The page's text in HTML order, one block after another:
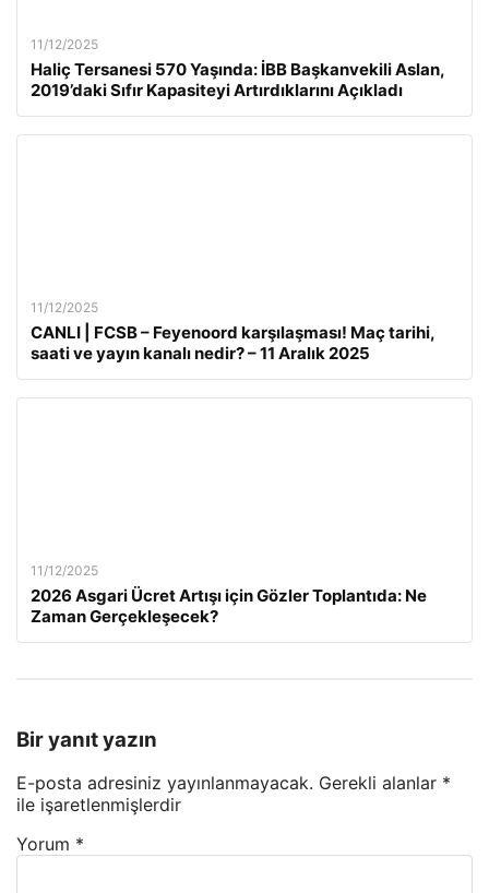
11/12/2025
Haliç Tersanesi 570 Yaşında: İBB Başkanvekili Aslan,
2019’daki Sıfır Kapasiteyi Artırdıklarını Açıkladı
11/12/2025
CANLI | FCSB – Feyenoord karşılaşması! Maç tarihi,
saati ve yayın kanalı nedir? – 11 Aralık 2025
11/12/2025
2026 Asgari Ücret Artışı için Gözler Toplantıda: Ne
Zaman Gerçekleşecek?
Bir yanıt yazın
E-posta adresiniz yayınlanmayacak. Gerekli alanlar *
ile işaretlenmişlerdir
Yorum *